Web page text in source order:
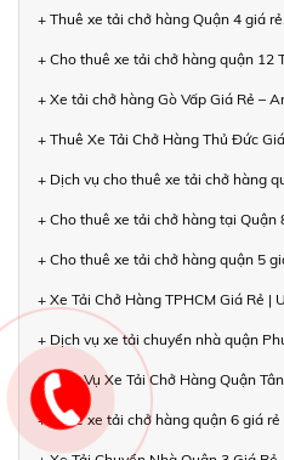
+ Thuê xe tải chở hàng Quận 4 giá
+ Cho thuê xe tải chở hàng quận 12
+ Xe tải chở hàng Gò Vấp Giá Rẻ –
+ Thuê Xe Tải Chở Hàng Thủ Đức
+ Dịch vụ cho thuê xe tải chở hàng
+ Cho thuê xe tải chở hàng tại Quận
+ Cho thuê xe tải chở hàng quận 5
+ Xe Tải Chở Hàng TPHCM Giá Rẻ |
+ Dịch vụ xe tải chuyển nhà quận
+ Dịch Vụ Xe Tải Chở Hàng Quận
+ Thuê xe tải chở hàng quận 6 giá